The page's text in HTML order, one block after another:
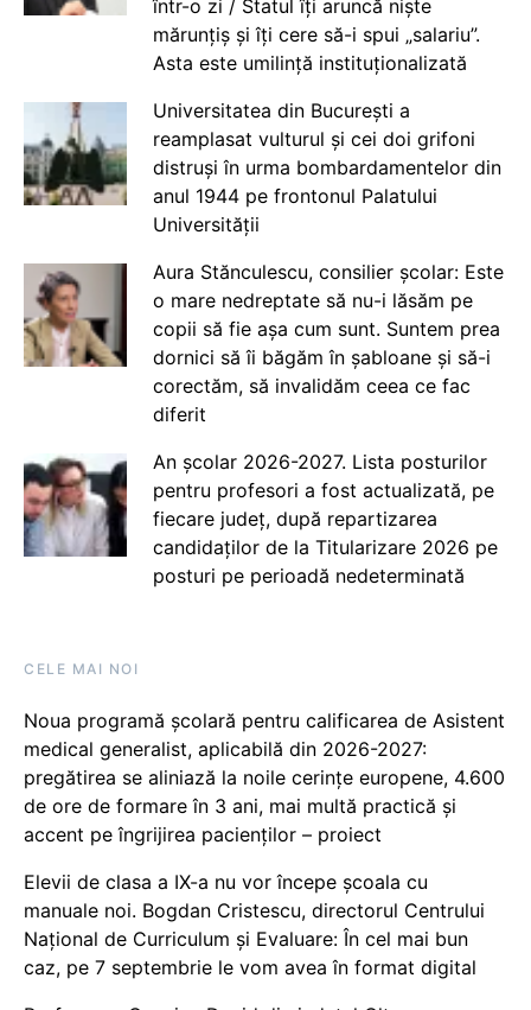
într-o zi / Statul îți aruncă niște
mărunțiș și îți cere să-i spui „salariu”.
Asta este umilință instituționalizată
Universitatea din București a
reamplasat vulturul și cei doi grifoni
distruși în urma bombardamentelor din
anul 1944 pe frontonul Palatului
Universității
Aura Stănculescu, consilier școlar: Este
o mare nedreptate să nu-i lăsăm pe
copii să fie așa cum sunt. Suntem prea
dornici să îi băgăm în șabloane și să-i
corectăm, să invalidăm ceea ce fac
diferit
An școlar 2026-2027. Lista posturilor
pentru profesori a fost actualizată, pe
fiecare județ, după repartizarea
candidaților de la Titularizare 2026 pe
posturi pe perioadă nedeterminată
CELE MAI NOI
Noua programă școlară pentru calificarea de Asistent
medical generalist, aplicabilă din 2026-2027:
pregătirea se aliniază la noile cerințe europene, 4.600
de ore de formare în 3 ani, mai multă practică și
accent pe îngrijirea pacienților – proiect
Elevii de clasa a IX-a nu vor începe școala cu
manuale noi. Bogdan Cristescu, directorul Centrului
Național de Curriculum și Evaluare: În cel mai bun
caz, pe 7 septembrie le vom avea în format digital